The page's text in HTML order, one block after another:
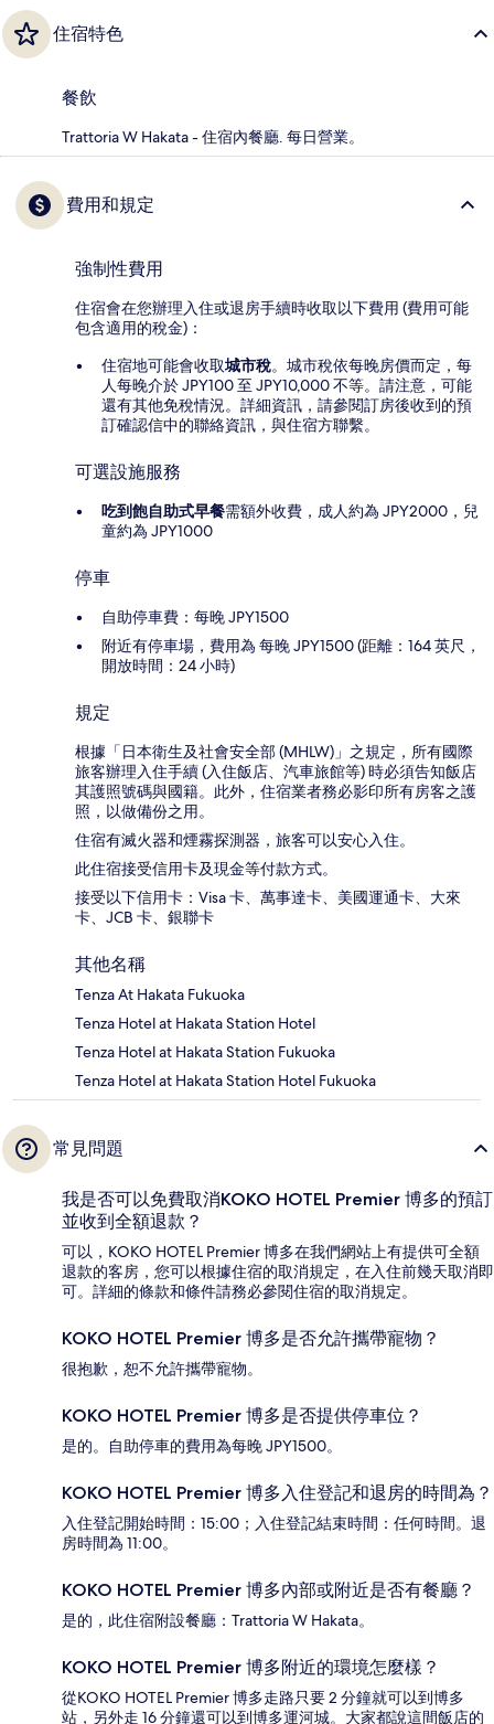
住宿特色
餐飲
Trattoria W Hakata - 住宿內餐廳. 每日營業。
費用和規定
強制性費用
住宿會在您辦理入住或退房手續時收取以下費用 (費用可能
包含適用的稅金)：
住宿地可能會收取城市稅。城市稅依每晚房價而定，每
人每晚介於 JPY100 至 JPY10,000 不等。請注意，可能
還有其他免稅情況。詳細資訊，請參閱訂房後收到的預
訂確認信中的聯絡資訊，與住宿方聯繫。
可選設施服務
吃到飽自助式早餐需額外收費，成人約為 JPY2000，兒
童約為 JPY1000
停車
自助停車費：每晚 JPY1500
附近有停車場，費用為 每晚 JPY1500 (距離：164 英尺，
開放時間：24 小時)
規定
根據「日本衛生及社會安全部 (MHLW)」之規定，所有國際
旅客辦理入住手續 (入住飯店、汽車旅館等) 時必須告知飯店
其護照號碼與國籍。此外，住宿業者務必影印所有房客之護
照，以做備份之用。
住宿有滅火器和煙霧探測器，旅客可以安心入住。
此住宿接受信用卡及現金等付款方式。
接受以下信用卡：Visa 卡、萬事達卡、美國運通卡、大來
卡、JCB 卡、銀聯卡
其他名稱
Tenza At Hakata Fukuoka
Tenza Hotel at Hakata Station Hotel
Tenza Hotel at Hakata Station Fukuoka
Tenza Hotel at Hakata Station Hotel Fukuoka
常見問題
我是否可以免費取消KOKO HOTEL Premier 博多的預訂
並收到全額退款？
可以，KOKO HOTEL Premier 博多在我們網站上有提供可全額
退款的客房，您可以根據住宿的取消規定，在入住前幾天取消即
可。詳細的條款和條件請務必參閱住宿的取消規定。
KOKO HOTEL Premier 博多是否允許攜帶寵物？
很抱歉，恕不允許攜帶寵物。
KOKO HOTEL Premier 博多是否提供停車位？
是的。自助停車的費用為每晚 JPY1500。
KOKO HOTEL Premier 博多入住登記和退房的時間為？
入住登記開始時間：15:00；入住登記結束時間：任何時間。退
房時間為 11:00。
KOKO HOTEL Premier 博多內部或附近是否有餐廳？
是的，此住宿附設餐廳：Trattoria W Hakata。
KOKO HOTEL Premier 博多附近的環境怎麼樣？
從KOKO HOTEL Premier 博多走路只要 2 分鐘就可以到博多
站，另外走 16 分鐘還可以到博多運河城。大家都說這間飯店的